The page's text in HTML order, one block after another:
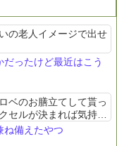
の老人イメージで出せ
ったけど最近はこう
ベのお膳立てして貰っ
セルが決まれば気持ち
ね備えたやつ